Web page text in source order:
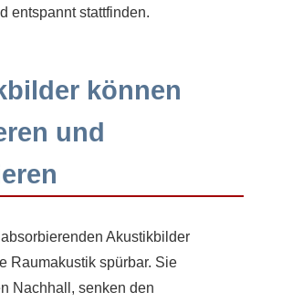
entspannt stattfinden.
können
und
Akustikbilder
Raumakustik spürbar. Sie
Nachhall, senken den